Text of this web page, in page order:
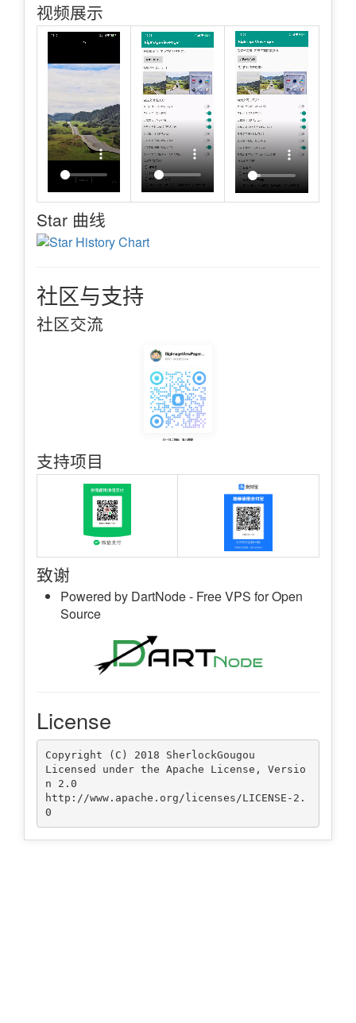
视频展示
Star 曲线
社区与支持
社区交流
支持项目
致谢
Powered by DartNode - Free VPS for Open
Source
License
Copyright (C) 2018 SherlockGougou
Licensed under the Apache License, Versio
n 2.0
http://www.apache.org/licenses/LICENSE-2.